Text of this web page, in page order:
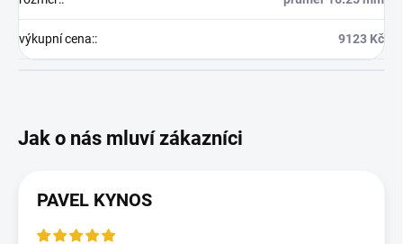
výkupní cena:: 9123 Kč
PAVEL KYNOS